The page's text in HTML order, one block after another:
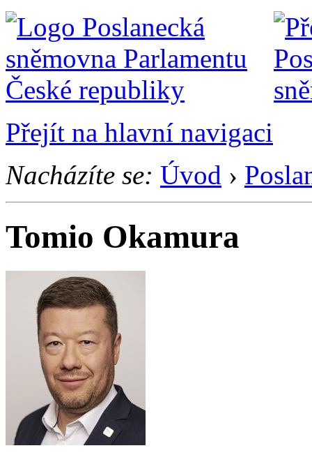
Přejít na hlavní navigaci
Nacházíte se: Úvod ›
Tomio Okamura